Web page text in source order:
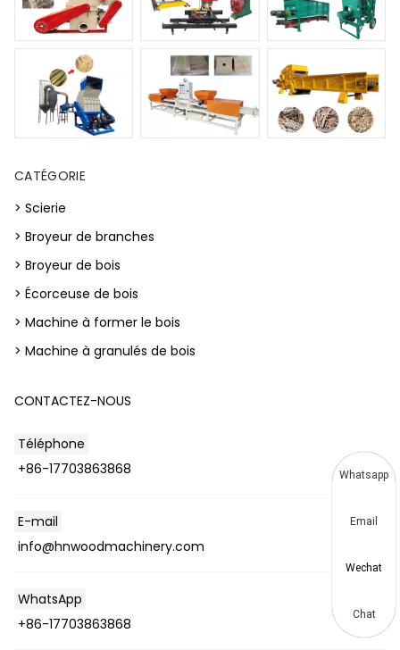
CATÉGORIE
> Scierie
> Broyeur de branches
> Broyeur de bois
> Écorceuse de bois
> Machine à former le bois
> Machine à granulés de bois
CONTACTEZ-NOUS
Téléphone
+86-17703863868
E-mail
info@hnwoodmachinery.com
WhatsApp
+86-17703863868
Whatsapp
Email
Wechat
Chat